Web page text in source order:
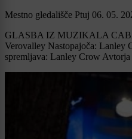
Mestno gledališče Ptuj 06. 05.
GLASBA IZ MUZIKALA
Verovalley Nastopajoča: Lanley
spremljava: Lanley Crow Avtorja